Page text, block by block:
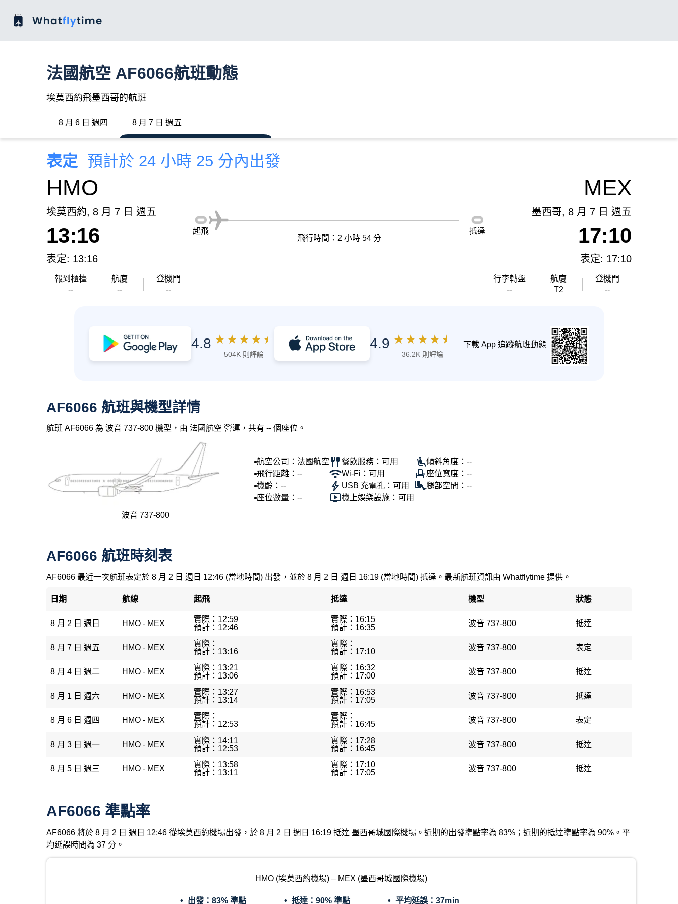
法國航空 AF6066航班動態
埃莫西約飛墨西哥的航班
8 月 6 日 週四 8 月 7 日 週五
表定 預計於 24 小時 25 分內出發
HMO
埃莫西約, 8 月 7 日 週五
13:16
表定: 13:16
報到櫃檯
--
航廈
--
登機門
--
起飛
飛行時間：2 小時 54 分
抵達
MEX
墨西哥, 8 月 7 日 週五
17:10
表定: 17:10
行李轉盤
--
航廈
T2
登機門
--
4.8 ★ ★ ★ ★ ★
504K 則評論
4.9 ★ ★ ★ ★ ★
36.2K 則評論
下載 App 追蹤航班動態
AF6066 航班與機型詳情
航班 AF6066 為 波音 737-800 機型，由 法國航空 營運，共有 -- 個座位。
波音 737-800
航空公司：法國航空
飛行距離：--
機齡：--
座位數量：--
餐飲服務：可用
Wi-Fi：可用
USB 充電孔：可用
機上娛樂設施：可用
傾斜角度：--
座位寬度：--
腿部空間：--
AF6066 航班時刻表
AF6066 最近一次航班表定於 8 月 2 日 週日 12:46 (當地時間) 出發，並於 8 月 2 日 週日 16:19 (當地時間) 抵達。最新航班資訊由 Whatflytime 提供。
日期 航線 起飛 抵達 機型 狀態
8 月 2 日 週日 HMO - MEX
實際：12:59
預計：12:46
實際：16:15
預計：16:35
波音 737-800 抵達
8 月 7 日 週五 HMO - MEX
實際：
預計：13:16
實際：
預計：17:10
波音 737-800 表定
8 月 4 日 週二 HMO - MEX
實際：13:21
預計：13:06
實際：16:32
預計：17:00
波音 737-800 抵達
8 月 1 日 週六 HMO - MEX
實際：13:27
預計：13:14
實際：16:53
預計：17:05
波音 737-800 抵達
8 月 6 日 週四 HMO - MEX
實際：
預計：12:53
實際：
預計：16:45
波音 737-800 表定
8 月 3 日 週一 HMO - MEX
實際：14:11
預計：12:53
實際：17:28
預計：16:45
波音 737-800 抵達
8 月 5 日 週三 HMO - MEX
實際：13:58
預計：13:11
實際：17:10
預計：17:05
波音 737-800 抵達
AF6066 準點率
AF6066 將於 8 月 2 日 週日 12:46 從埃莫西約機場出發，於 8 月 2 日 週日 16:19 抵達 墨西哥城國際機場。近期的出發準點率為 83%；近期的抵達準點率為 90%。平
均延誤時間為 37 分。
HMO (埃莫西約機場) – MEX (墨西哥城國際機場)
出發： 83% 準點 抵達： 90% 準點 平均延誤： 37min